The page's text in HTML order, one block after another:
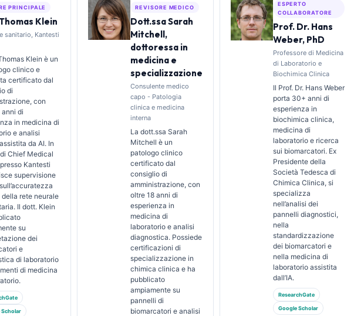
PRINCIPALE
Klein
sanitario, Kantesti
Klein è un
clinico e
certificato dal
di
con
anni di
in medicina di
e analisi
da AI. In
Chief Medical
Kantesti
supervisione
della rete neurale
Il dott. Klein
su
dei
e
di laboratorio
di medicina
Scholar
REVISORE MEDICO
Dott.ssa Sarah
Mitchell,
dottoressa in
medicina e
specializzazione
Consulente medico
capo - Patologia
clinica e medicina
interna
La dott.ssa Sarah
Mitchell è un
patologo clinico
certificato dal
consiglio di
amministrazione, con
oltre 18 anni di
esperienza in
medicina di
laboratorio e analisi
diagnostica. Possiede
certificazioni di
specializzazione in
chimica clinica e ha
pubblicato
ampiamente su
pannelli di
biomarcatori e analisi
ESPERTO
COLLABORATORE
Prof. Dr. Hans
Weber, PhD
Professore di Medicina
di Laboratorio e
Biochimica Clinica
Il Prof. Dr. Hans Weber
porta 30+ anni di
esperienza in
biochimica clinica,
medicina di
laboratorio e ricerca
sui biomarcatori. Ex
Presidente della
Società Tedesca di
Chimica Clinica, si
specializza
nell’analisi dei
pannelli diagnostici,
nella
standardizzazione
dei biomarcatori e
nella medicina di
laboratorio assistita
dall’IA.
ResearchGate
Google Scholar